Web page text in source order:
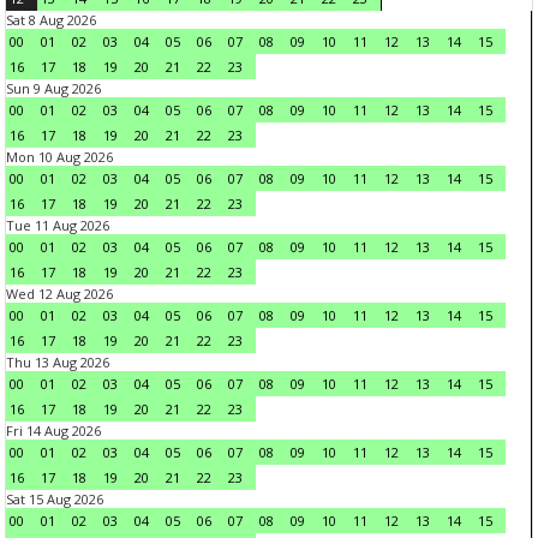
Sat 8 Aug 2026
00
01 02 03 04 05 06 07 08 09 10 11 12 13 14
15
16
17 18 19 20 21 22
23
Sun 9 Aug 2026
00
01 02 03 04 05 06 07 08 09 10 11 12 13 14
15
16
17 18 19 20 21 22
23
Mon 10 Aug 2026
00
01 02 03 04 05 06 07 08 09 10 11 12 13 14
15
16
17 18 19 20 21 22
23
Tue 11 Aug 2026
00
01 02 03 04 05 06 07 08 09 10 11 12 13 14
15
16
17 18 19 20 21 22
23
Wed 12 Aug 2026
00
01 02 03 04 05 06 07 08 09 10 11 12 13 14
15
16
17 18 19 20 21 22
23
Thu 13 Aug 2026
00
01 02 03 04 05 06 07 08 09 10 11 12 13 14
15
16
17 18 19 20 21 22
23
Fri 14 Aug 2026
00
01 02 03 04 05 06 07 08 09 10 11 12 13 14
15
16
17 18 19 20 21 22
23
Sat 15 Aug 2026
00
01 02 03 04 05 06 07 08 09 10 11 12 13 14
15